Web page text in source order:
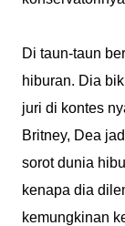
Di taun-taun
hiburan. Dia
juri di kontes
Britney, Dea
sorot dunia
kenapa dia
kemungkinan